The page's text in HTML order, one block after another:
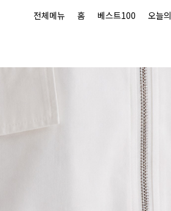
전체메뉴 홈 베스트100 오늘